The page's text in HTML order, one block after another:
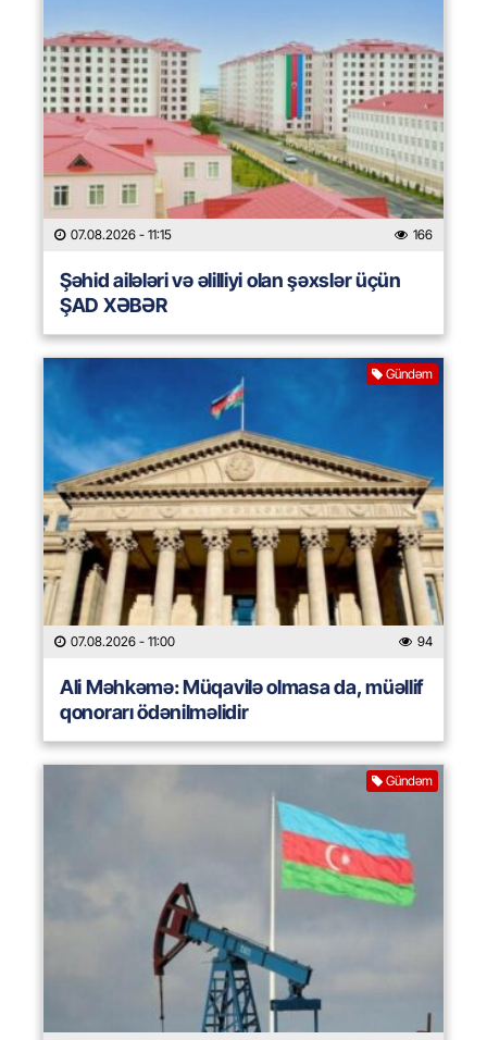
07.08.2026 - 11:15 166
Şəhid ailələri və əlilliyi olan şəxslər üçün
ŞAD XƏBƏR
Gündəm
07.08.2026 - 11:00 94
Ali Məhkəmə: Müqavilə olmasa da, müəllif
qonorarı ödənilməlidir
Gündəm